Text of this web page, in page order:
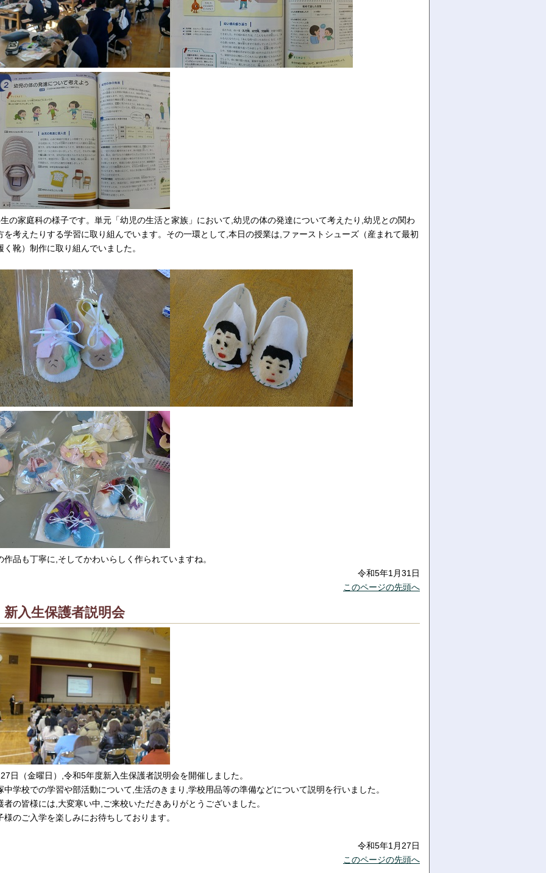
の家庭科の様子です。単元「幼児の生活と家族」において,幼児の体の発達について考えたり,幼児との関わ
を考えたりする学習に取り組んでいます。その一環として,本日の授業は,ファーストシューズ（産まれて最初
く靴）制作に取り組んでいました。
作品も丁寧に,そしてかわいらしく作られていますね。
令和5年1月31日
このページの先頭へ
新入生保護者説明会
日（金曜日）,令和5年度新入生保護者説明会を開催しました。
中学校での学習や部活動について,生活のきまり,学校用品等の準備などについて説明を行いました。
者の皆様には,大変寒い中,ご来校いただきありがとうございました。
様のご入学を楽しみにお待ちしております。
令和5年1月27日
このページの先頭へ